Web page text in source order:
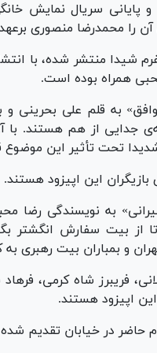
پایانی سریال نمایش
را محمدرضا منصوری
همراه بوده است.
به قلم علی
جدایی از هم هستند. با
تحت تأثیر این موضوع
بازیگران این اپیزود هستند.
به نویسندگی رضا
بیت سفارش انگشتر
و بمباران بیت رهبری
فریبرز شاه کرمی،
اپیزود هستند.
حاضر در خیابان تقدیم